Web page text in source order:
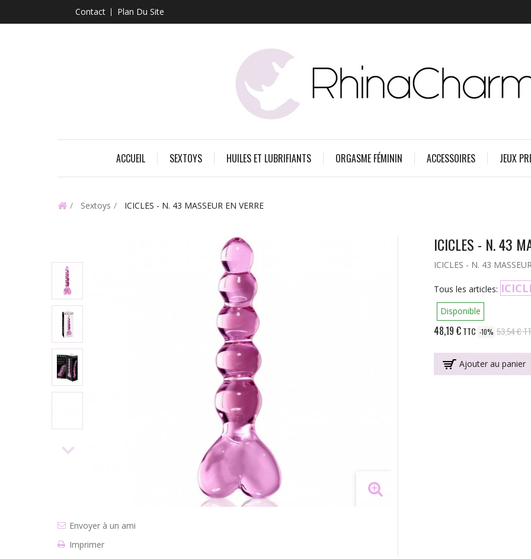
Contact Plan Du Site
ACCUEIL SEXTOYS HUILES ET LUBRIFIANTS ORGASME FÉMININ ACCESSOIRES JEUX
Sextoys ICICLES - N. 43 MASSEUR EN VERRE
Envoyer à un ami
Imprimer
ICICLES - N. 43
ICICLES - N. 43
Tous les articles:
Disponible
48,19 €TTC -10% 53,54 €
Ajouter au panier